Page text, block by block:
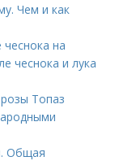
Чем и как
на
чеснока и лука
Топаз
Общая